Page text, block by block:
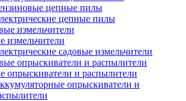
цепные пилы
цепные пилы
измельчители
садовые измельчители
опрыскиватели и распылители
опрыскиватели и